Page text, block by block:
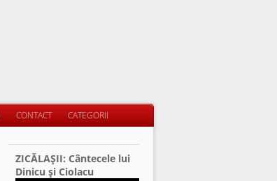
CONTACT CATEGORII
ZICĂLAŞII: Cântecele lui
Dinicu şi Ciolacu